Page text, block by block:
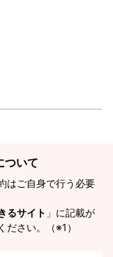
ついて
はご自身で行う必要
るサイト 」に記載が
さい。（※1）